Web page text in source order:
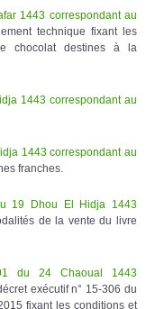
1443 correspondant au
technique fixant les
chocolat destines à la
1443 correspondant au
1443 correspondant au
franches.
19 Dhou El Hidja 1443
de la vente du livre
du 24 Chaoual 1443
exécutif n° 15-306 du
fixant les conditions et